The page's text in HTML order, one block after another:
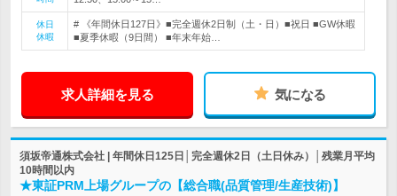
休日
休暇
# 《年間休日127日》■完全週休2日制（土・日）■祝日 ■GW休暇
■夏季休暇（9日間） ■年末年始…
求人詳細を見る 気になる
須坂帝通株式会社 | 年間休日125日│完全週休2日（土日休み）│残業月平均
10時間以内
★東証PRM上場グループの【総合職(品質管理/生産技術)】